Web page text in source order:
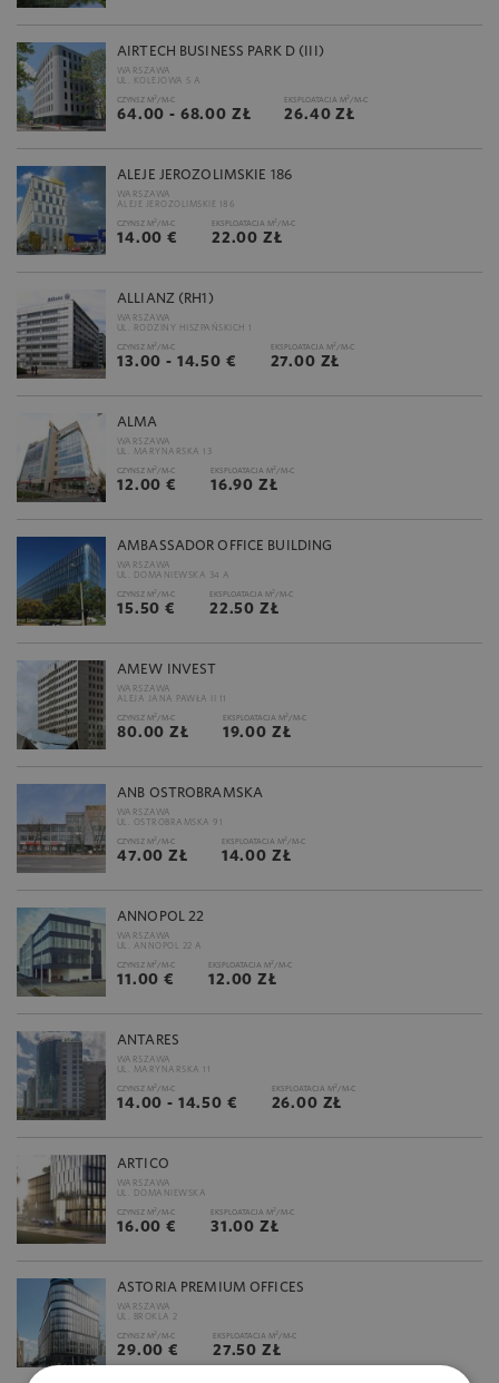
AIRTECH BUSINESS PARK D (III)
WARSZAWA
UL. KOLEJOWA 5 A
CZYNSZ M2 /M-C
64.00 - 68.00 ZŁ
EKSPLOATACJA M2 /M-C
26.40 ZŁ
ALEJE JEROZOLIMSKIE 186
WARSZAWA
ALEJE JEROZOLIMSKIE 186
CZYNSZ M2 /M-C
14.00 €
EKSPLOATACJA M2 /M-C
22.00 ZŁ
ALLIANZ (RH1)
WARSZAWA
UL. RODZINY HISZPAŃSKICH 1
CZYNSZ M2 /M-C
13.00 - 14.50 €
EKSPLOATACJA M2 /M-C
27.00 ZŁ
ALMA
WARSZAWA
UL. MARYNARSKA 13
CZYNSZ M2 /M-C
12.00 €
EKSPLOATACJA M2 /M-C
16.90 ZŁ
AMBASSADOR OFFICE BUILDING
WARSZAWA
UL. DOMANIEWSKA 34 A
CZYNSZ M2 /M-C
15.50 €
EKSPLOATACJA M2 /M-C
22.50 ZŁ
AMEW INVEST
WARSZAWA
ALEJA JANA PAWŁA II 11
CZYNSZ M2 /M-C
80.00 ZŁ
EKSPLOATACJA M2 /M-C
19.00 ZŁ
ANB OSTROBRAMSKA
WARSZAWA
UL. OSTROBRAMSKA 91
CZYNSZ M2 /M-C
47.00 ZŁ
EKSPLOATACJA M2 /M-C
14.00 ZŁ
ANNOPOL 22
WARSZAWA
UL. ANNOPOL 22 A
CZYNSZ M2 /M-C
11.00 €
EKSPLOATACJA M2 /M-C
12.00 ZŁ
ANTARES
WARSZAWA
UL. MARYNARSKA 11
CZYNSZ M2 /M-C
14.00 - 14.50 €
EKSPLOATACJA M2 /M-C
26.00 ZŁ
ARTICO
WARSZAWA
UL. DOMANIEWSKA
CZYNSZ M2 /M-C
16.00 €
EKSPLOATACJA M2 /M-C
31.00 ZŁ
ASTORIA PREMIUM OFFICES
WARSZAWA
UL. BROKLA 2
CZYNSZ M2 /M-C
29.00 €
EKSPLOATACJA M2 /M-C
27.50 ZŁ